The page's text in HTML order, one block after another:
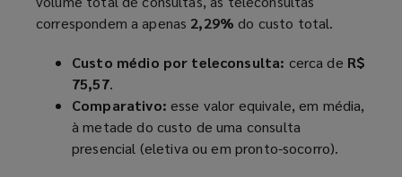
correspondem a apenas 2,29% do custo total.
Custo médio por teleconsulta: cerca de R$
75,57.
Comparativo: esse valor equivale, em média,
à metade do custo de uma consulta
presencial (eletiva ou em pronto-socorro).